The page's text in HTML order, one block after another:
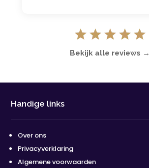
Bekijk alle reviews →
Handige links
Over ons
Privacyverklaring
Algemene voorwaarden